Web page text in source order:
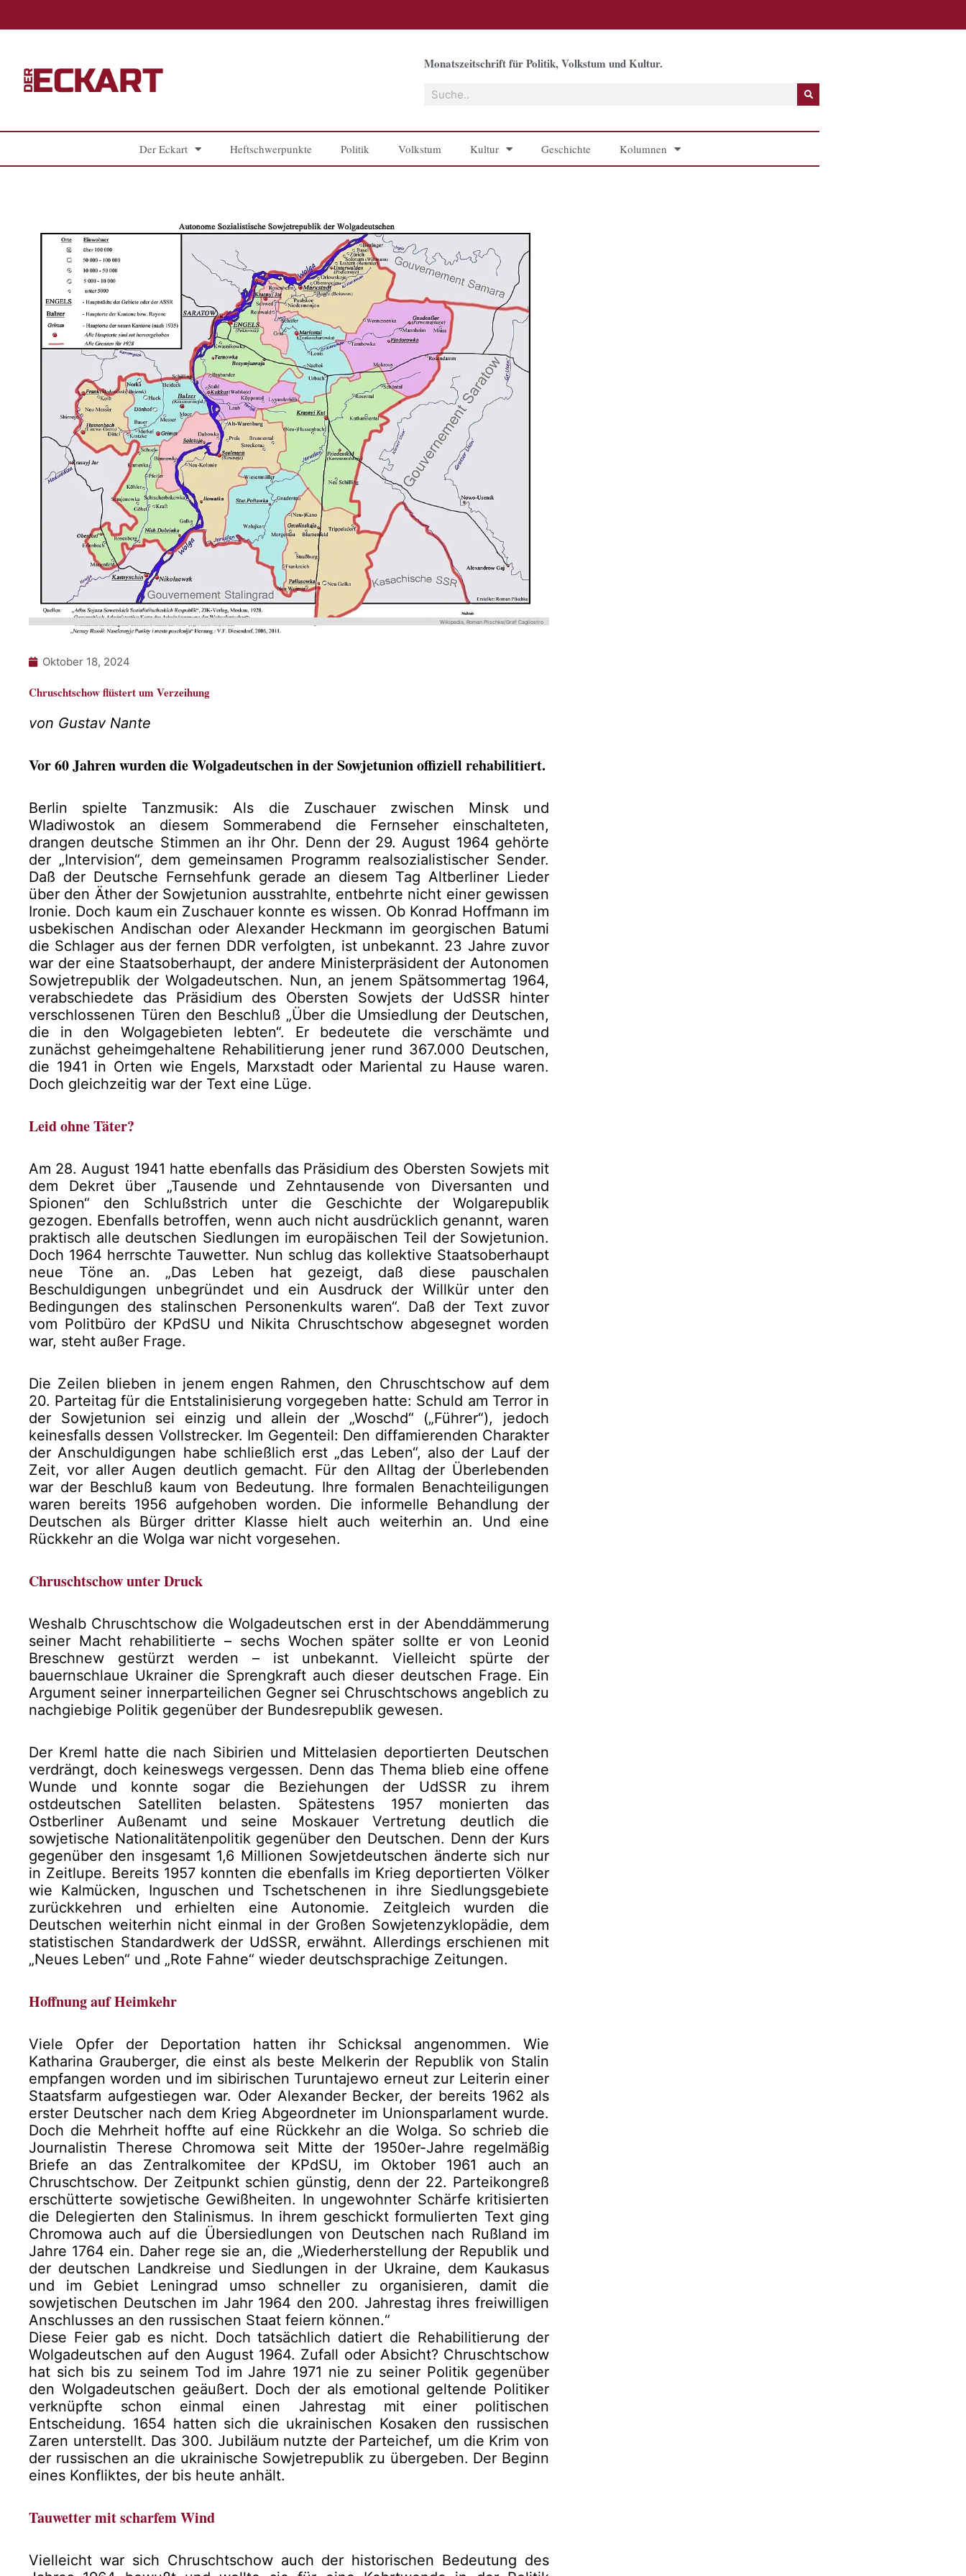
Monatszeitschrift für Politik, Volkstum und Kultur.
Suche
Der Eckart Heftschwerpunkte Politik Volkstum Kultur Geschichte Kolumnen
Wikipedia, Roman Plischke/Graf Cagliostro
Oktober 18, 2024
Chruschtschow flüstert um Verzeihung
von Gustav Nante
Vor 60 Jahren wurden die Wolgadeutschen in der Sowjetunion offiziell rehabilitiert.
Berlin spielte Tanzmusik: Als die Zuschauer zwischen Minsk und
Wladiwostok an diesem Sommerabend die Fernseher einschalteten,
drangen deutsche Stimmen an ihr Ohr. Denn der 29. August 1964 gehörte
der „Intervision“, dem gemeinsamen Programm realsoziali­stischer Sender.
Daß der Deutsche Fernsehfunk gerade an diesem Tag Altberliner Lieder
über den Äther der Sowjetunion ausstrahlte, entbehrte nicht einer gewissen
Ironie. Doch kaum ein Zuschauer konnte es wissen. Ob Konrad Hoffmann im
usbekischen Andischan oder Alexander Heckmann im georgischen Batumi
die Schlager aus der fernen DDR verfolgten, ist unbekannt. 23 Jahre zuvor
war der eine Staatsoberhaupt, der andere Ministerpräsident der Autonomen
Sowjetrepublik der Wolgadeutschen. Nun, an jenem Spätsommertag 1964,
verabschiedete das Präsidium des Obersten Sowjets der UdSSR hinter
verschlossenen Türen den Beschluß „Über die Umsiedlung der Deutschen,
die in den Wolgagebieten lebten“. Er bedeutete die verschämte und
zunächst geheimgehaltene Rehabilitierung jener rund 367.000 Deutschen,
die 1941 in Orten wie Engels, Marxstadt oder Mariental zu Hause waren.
Doch gleichzeitig war der Text eine Lüge.
Leid ohne Täter?
Am 28. August 1941 hatte ebenfalls das Präsidium des Obersten Sowjets mit
dem Dekret über „Tausende und Zehntausende von Diversanten und
Spionen“ den Schlußstrich unter die Geschichte der Wolgarepublik
gezogen. Ebenfalls betroffen, wenn auch nicht ausdrücklich genannt, waren
praktisch alle deutschen Siedlungen im europäischen Teil der Sowjetunion.
Doch 1964 herrschte Tauwetter. Nun schlug das kollektive Staatsoberhaupt
neue Töne an. „Das Leben hat gezeigt, daß diese pauschalen
Beschuldigungen unbegründet und ein Ausdruck der Willkür unter den
Bedingungen des stalinschen Personenkults waren“. Daß der Text zuvor
vom Politbüro der KPdSU und Nikita Chruschtschow abgesegnet worden
war, steht außer Frage.
Die Zeilen blieben in jenem engen Rahmen, den Chruschtschow auf dem
20. Parteitag für die Entstalinisierung vorgegeben hatte: Schuld am Terror in
der Sowjetunion sei einzig und allein der „Woschd“ („Führer“), jedoch
keinesfalls dessen Vollstrecker. Im Gegenteil: Den diffamierenden Charakter
der Anschuldigungen habe schließlich erst „das Leben“, also der Lauf der
Zeit, vor aller Augen deutlich gemacht. Für den Alltag der Überlebenden
war der Beschluß kaum von Bedeutung. Ihre formalen Benachteiligungen
waren bereits 1956 aufgehoben worden. Die informelle Behandlung der
Deutschen als Bürger dritter Klasse hielt auch weiterhin an. Und eine
Rückkehr an die Wolga war nicht vorgesehen.
Chruschtschow unter Druck
Weshalb Chruschtschow die Wolgadeutschen erst in der Abenddämmerung
seiner Macht rehabilitierte – sechs Wochen später sollte er von Leonid
Breschnew gestürzt werden – ist unbekannt. Vielleicht spürte der
bauernschlaue Ukrainer die Sprengkraft auch dieser deutschen Frage. Ein
Argument seiner innerparteilichen Gegner sei Chruschtschows angeblich zu
nachgiebige Politik gegenüber der Bundesrepublik gewesen.
Der Kreml hatte die nach Sibirien und Mittelasien deportierten Deutschen
verdrängt, doch keineswegs vergessen. Denn das Thema blieb eine offene
Wunde und konnte sogar die Beziehungen der UdSSR zu ihrem
ostdeutschen Satelliten belasten. Spätestens 1957 monierten das
Ostberliner Außenamt und seine Moskauer Vertretung deutlich die
sowjetische Nationalitätenpolitik gegenüber den Deutschen. Denn der Kurs
gegenüber den insgesamt 1,6 Millionen Sowjetdeutschen änderte sich nur
in Zeitlupe. Bereits 1957 konnten die ebenfalls im Krieg deportierten Völker
wie Kalmücken, Inguschen und Tschetschenen in ihre Siedlungsgebiete
zurückkehren und erhielten eine Autonomie. Zeitgleich wurden die
Deutschen weiterhin nicht einmal in der Großen Sowjetenzyklopädie, dem
statistischen Standardwerk der UdSSR, erwähnt. Allerdings erschienen mit
„Neues Leben“ und „Rote Fahne“ wieder deutschsprachige Zeitungen.
Hoffnung auf Heimkehr
Viele Opfer der Deportation hatten ihr Schicksal angenommen. Wie
Katharina Grauberger, die einst als beste Melkerin der Republik von Stalin
empfangen worden und im sibirischen Turuntajewo erneut zur Leiterin einer
Staatsfarm aufgestiegen war. Oder Alexander Becker, der bereits 1962 als
erster Deutscher nach dem Krieg Abgeordneter im Unionsparlament wurde.
Doch die Mehrheit hoffte auf eine Rückkehr an die Wolga. So schrieb die
Journalistin Therese Chromowa seit Mitte der 1950er-Jahre regelmäßig
Briefe an das Zentralkomitee der KPdSU, im Oktober 1961 auch an
Chruschtschow. Der Zeitpunkt schien günstig, denn der 22. Parteikongreß
erschütterte sowjetische Gewißheiten. In ungewohnter Schärfe kritisierten
die Delegierten den Stalinismus. In ihrem geschickt formulierten Text ging
Chromowa auch auf die Übersiedlungen von Deutschen nach Rußland im
Jahre 1764 ein. Daher rege sie an, die „Wiederherstellung der Republik und
der deutschen Landkreise und Siedlungen in der Ukraine, dem Kaukasus
und im Gebiet Leningrad umso schneller zu organisieren, damit die
sowjetischen Deutschen im Jahr 1964 den 200. Jahrestag ihres freiwilligen
Anschlusses an den russischen Staat feiern können.“
Diese Feier gab es nicht. Doch tatsächlich datiert die Rehabilitierung der
Wolgadeutschen auf den August 1964. Zufall oder Absicht? Chruschtschow
hat sich bis zu seinem Tod im Jahre 1971 nie zu seiner Politik gegenüber
den Wolgadeutschen geäußert. Doch der als emotional geltende Politiker
verknüpfte schon einmal einen Jahrestag mit einer politischen
Entscheidung. 1654 hatten sich die ukrainischen Kosaken den russischen
Zaren unterstellt. Das 300. Jubiläum nutzte der Parteichef, um die Krim von
der russischen an die ukrainische Sowjetrepublik zu übergeben. Der Beginn
eines Konfliktes, der bis heute anhält.
Tauwetter mit scharfem Wind
Vielleicht war sich Chruschtschow auch der historischen Bedeutung des